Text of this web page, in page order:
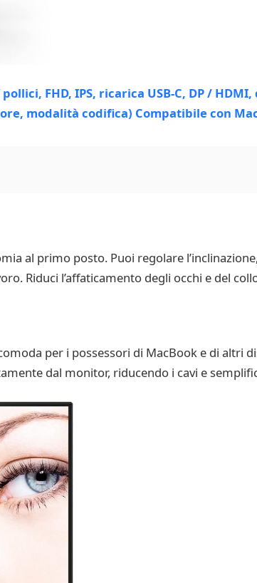
al primo posto. Puoi regolare
Riduci l’affaticamento degli occhi e del
per i possessori di MacBook e di altri
dal monitor, riducendo i cavi e